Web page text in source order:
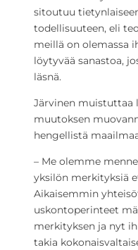
sitoutuu
todellisuuteen, eli
meillä on olemassa
löytyvää sanastoa,
läsnä.
Järvinen muistuttaa
muutoksen
hengellistä
– Me olemme
yksilön merkityksiä
Aikaisemmin
uskontoperinteet
merkityksen ja nyt
takia